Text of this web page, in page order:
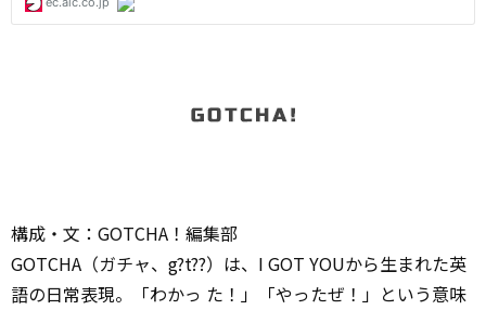
構成・文：GOTCHA！編集部
GOTCHA（ガチャ、g?t??）は、I GOT YOUから生まれた英
語の日常表現。「わかっ た！」「やったぜ！」という意味